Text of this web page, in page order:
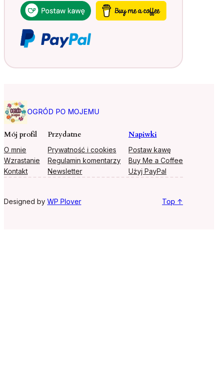
OGRÓD PO MOJEMU
Mój profil
O mnie
Wzrastanie
Kontakt
Przydatne
Prywatność i cookies
Regulamin komentarzy
Newsletter
Napiwki
Postaw kawę
Buy Me a Coffee
Użyj PayPal
Designed by WP Plover Top ↑